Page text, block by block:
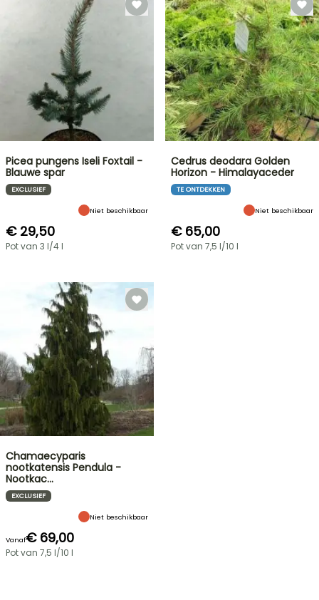
Picea pungens Iseli Foxtail -
Blauwe spar
EXCLUSIEF
Niet beschikbaar
€ 29,50
Pot van 3 l/4 l
Cedrus deodara Golden
Horizon - Himalayaceder
TE ONTDEKKEN
Niet beschikbaar
€ 65,00
Pot van 7,5 l/10 l
Chamaecyparis
nootkatensis Pendula -
Nootkac…
EXCLUSIEF
Niet beschikbaar
Vanaf€ 69,00
Pot van 7,5 l/10 l